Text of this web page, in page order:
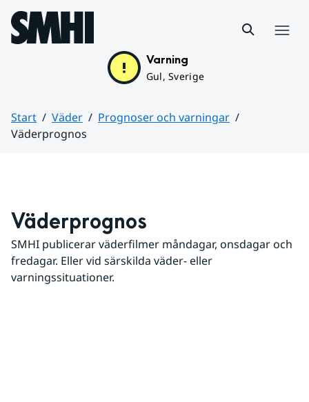
Hoppa till sidans innehåll
Varning
Gul, Sverige
Start Väder
Prognoser och varningar
Väderprognos
Väderprognos
SMHI publicerar väderfilmer måndagar, onsdagar och
fredagar. Eller vid särskilda väder- eller
varningssituationer.